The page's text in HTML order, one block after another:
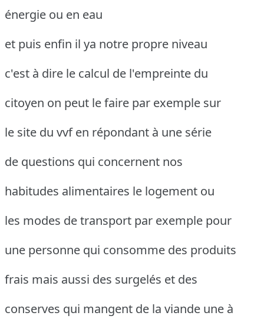
énergie ou en eau
et puis enfin il ya notre propre niveau
c'est à dire le calcul de l'empreinte du
citoyen on peut le faire par exemple sur
le site du vvf en répondant à une série
de questions qui concernent nos
habitudes alimentaires le logement ou
les modes de transport par exemple pour
une personne qui consomme des produits
frais mais aussi des surgelés et des
conserves qui mangent de la viande une à